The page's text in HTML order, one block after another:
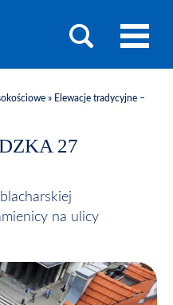
» Elewacje tradycyjne –
27
na ulicy